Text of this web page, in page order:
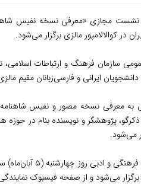
در کوالالامپور مالزی برگزار می‌شود.
سازمان فرهنگ و ارتباطات
ایرانی و فارسی‌زبانان مقیم
معرفی نسخه مصور و نفیس
می‌شود.
برگزار می‌شود و از صفحه فیسبوک